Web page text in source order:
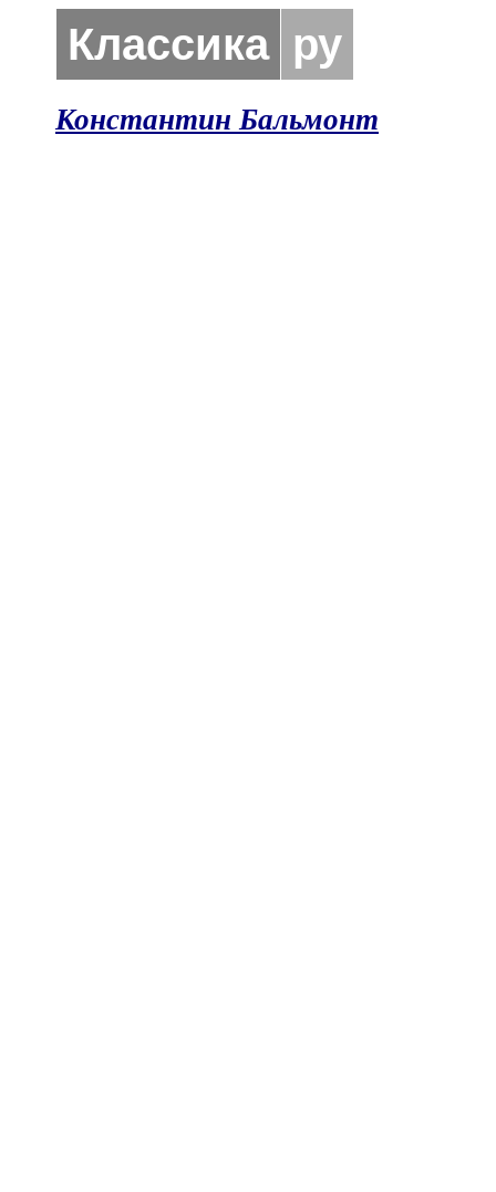
Классика ру
Константин Бальмонт